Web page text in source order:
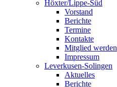
Höxter/Lippe-Süd
Vorstand
Berichte
Termine
Kontakte
Mitglied werden
Impressum
Leverkusen-Solingen
Aktuelles
Berichte